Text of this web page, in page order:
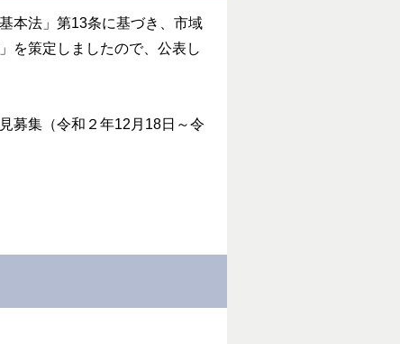
本法」第13条に基づき、市域
を策定しましたので、公表し
募集（令和２年12月18日～令